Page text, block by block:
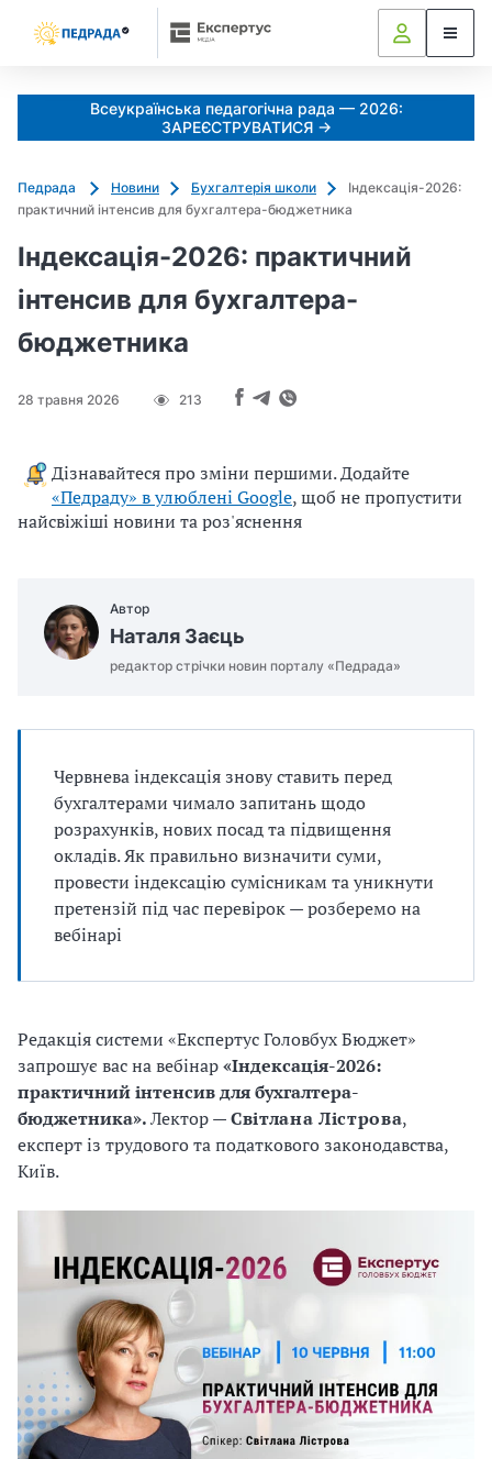
Всеукраїнська педагогічна рада — 2026:
ЗАРЕЄСТРУВАТИСЯ →
Педрада Новини Бухгалтерія школи
Індексація-2026:
практичний інтенсив для бухгалтера-бюджетника
Індексація-2026: практичний
інтенсив для бухгалтера-
бюджетника
28 травня 2026 213
Дізнавайтеся про зміни першими. Додайте
«Педраду» в улюблені Google, щоб не пропустити
найсвіжіші новини та роз'яснення
Автор
Наталя Заєць
редактор стрічки новин порталу «Педрада»
Червнева індексація знову ставить перед
бухгалтерами чимало запитань щодо
розрахунків, нових посад та підвищення
окладів. Як правильно визначити суми,
провести індексацію сумісникам та уникнути
претензій під час перевірок — розберемо на
вебінарі
Редакція системи «Експертус Головбух Бюджет»
запрошує вас на вебінар«Індексація-2026:
практичний інтенсив для бухгалтера-
бюджетника».Лектор —Світлана Лістрова,
експерт із трудового та податкового законодавства,
Київ.